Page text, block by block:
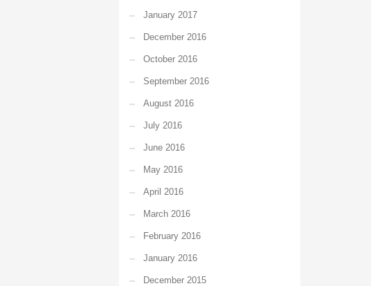
January 2017
December 2016
October 2016
September 2016
August 2016
July 2016
June 2016
May 2016
April 2016
March 2016
February 2016
January 2016
December 2015